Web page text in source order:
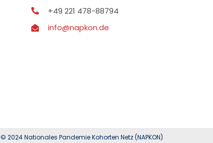
+49 221 478-88794
info@napkon.de
© 2024 Nationales Pandemie Kohorten Netz (NAPKON)